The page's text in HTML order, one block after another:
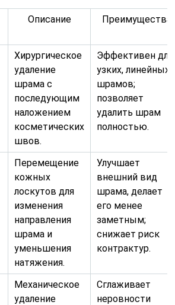
Описание Преимущества
Хирургическое
удаление
шрама с
последующим
наложением
косметических
швов.
Эффективен для
узких, линейных
шрамов;
позволяет
удалить шрам
полностью.
Перемещение
кожных
лоскутов для
изменения
направления
шрама и
уменьшения
натяжения.
Улучшает
внешний вид
шрама, делает
его менее
заметным;
снижает риск
контрактур.
Механическое
удаление
Сглаживает
неровности